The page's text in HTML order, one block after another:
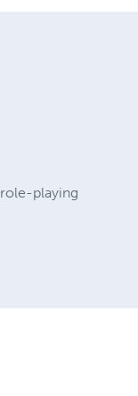
playing